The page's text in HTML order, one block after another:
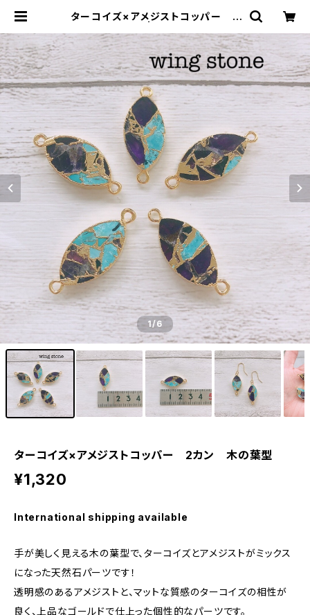
ターコイズ×アメジストコッパー 2
ィングストーン
1/6
ターコイズ×アメジストコッパー 2カン 木の葉型
¥1,320
International shipping available
手が美しく見える木の葉型で、ターコイズとアメジストがミックス
になった天然石パーツです！
透明感のあるアメジストと、マットな質感のターコイズの相性が
良く、上品なゴールドで仕上った個性的なパーツです。